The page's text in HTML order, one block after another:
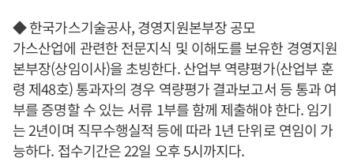
◆ 한국가스기술공사, 경영지원본부장 공모
가스산업에 관련한 전문지식 및 이해도를 보유한 경영지원
본부장(상임이사)을 초빙한다. 산업부 역량평가(산업부 훈
령 제48호) 통과자의 경우 역량평가 결과보고서 등 통과 여
부를 증명할 수 있는 서류 1부를 함께 제출해야 한다. 임기
는 2년이며 직무수행실적 등에 따라 1년 단위로 연임이 가
능하다. 접수기간은 22일 오후 5시까지다.